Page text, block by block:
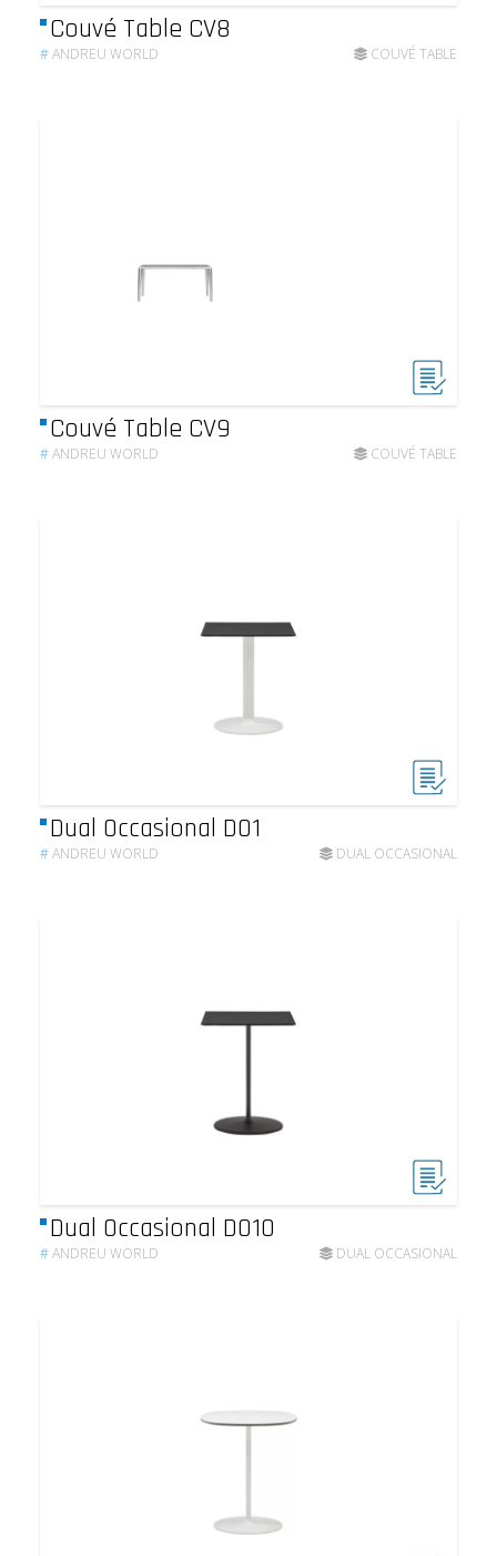
Couvé Table CV8
#ANDREU WORLD COUVÉ TABLE
Couvé Table CV9
#ANDREU WORLD COUVÉ TABLE
Dual Occasional DO1
#ANDREU WORLD DUAL OCCASIONAL
Dual Occasional DO10
#ANDREU WORLD DUAL OCCASIONAL